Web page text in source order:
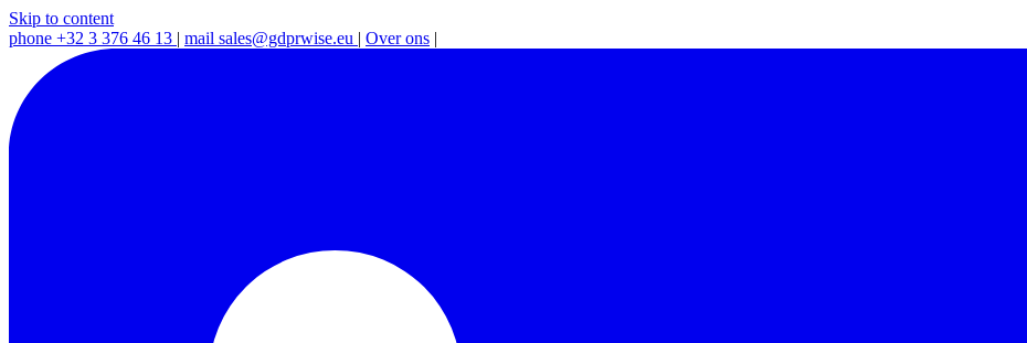
Skip to content
phone +32 3 376 46 13 | mail sales@gdprwise.eu | Over ons |